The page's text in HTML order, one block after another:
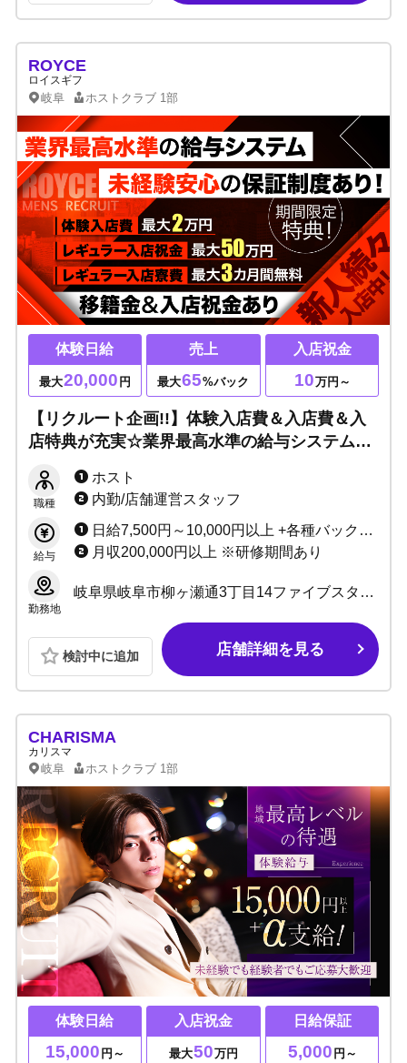
ROYCE
ロイスギフ
岐阜 ホストクラブ 1部
体験日給
最大20,000 円
売上
最大65%バック
入店祝金
10万円～
【リクルート企画!!】体験入店費＆入店費＆入
店特典が充実☆業界最高水準の給与システム・
があればOK！
職種
ホスト
内勤/店舗運営スタッフ
給与
日給7,500円～10,000円以上 +各種バックor売上大計45％～65％バック ☆各種ボーナスあり
月収200,000円以上 ※研修期間あり
勤務地
岐阜県岐阜市柳ヶ瀬通3丁目14ファイブスタービル3F
検討中に追加 店舗詳細を見る
CHARISMA
カリスマ
岐阜 ホストクラブ 1部
体験日給
15,000 円～
入店祝金
最大50万円
日給保証
5,000 円～